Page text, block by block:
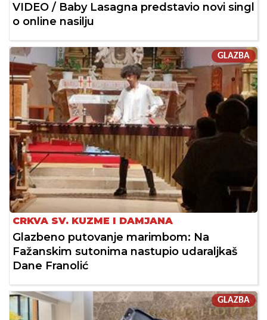
VIDEO / Baby Lasagna predstavio novi singl
o online nasilju
GLAZBA
CRKVA SV. KUZME I DAMJANA
Glazbeno putovanje marimbom: Na
Fažanskim sutonima nastupio udaraljkaš
Dane Franolić
GLAZBA